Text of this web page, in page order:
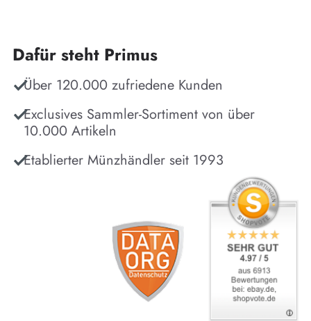
Dafür steht Primus
Über 120.000 zufriedene Kunden
Exclusives Sammler-Sortiment von über
10.000 Artikeln
Etablierter Münzhändler seit 1993